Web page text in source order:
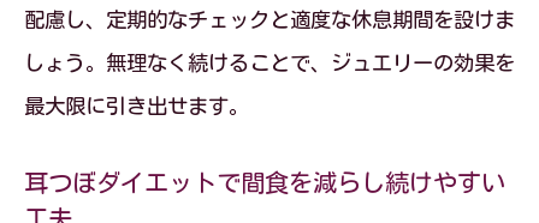
配慮し、定期的なチェックと適度な休息期間を設けま
しょう。無理なく続けることで、ジュエリーの効果を
最大限に引き出せます。
耳つぼダイエットで間食を減らし続けやすい
工夫